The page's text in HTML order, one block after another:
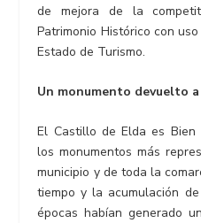
de mejora de la
Patrimonio Histórico con
Estado de Turismo.
Un monumento devuelto
El Castillo de Elda es
los monumentos más
municipio y de toda la
tiempo y la acumulación
épocas habían generado